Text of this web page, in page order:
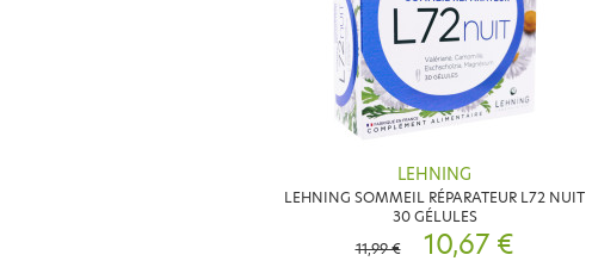
LEHNING
LEHNING SOMMEIL RÉPARATEUR L72 NUIT
30 GÉLULES
11,99 €
10,67 €